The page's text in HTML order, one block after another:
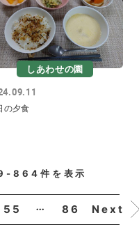
しあわせの園
の夕食
864 件を表示
55 ... 86 Next